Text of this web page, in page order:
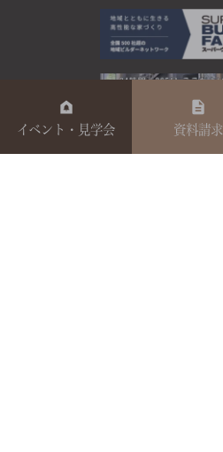
イベント・見学会 資料請求